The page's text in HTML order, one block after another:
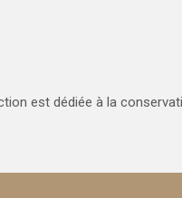
est dédiée à la